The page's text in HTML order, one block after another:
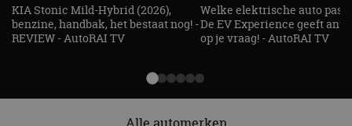
KIA Stonic Mild-Hybrid (2026),
benzine, handbak, het bestaat nog! -
REVIEW - AutoRAI TV
Welke elektrische auto past
De EV Experience geeft
op je vraag! - AutoRAI TV
Alle automerken
op basis
adres van
te